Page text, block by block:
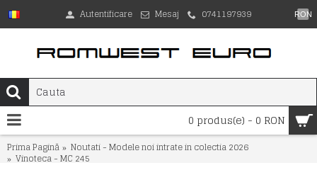
RON
Autentificare Mesaj 0741197939
0 produs(e) - 0 RON
Prima Pagină Noutati - Modele noi intrate in colectia 2026
Vinoteca - MC 245